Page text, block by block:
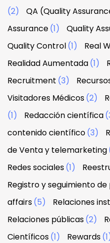
(2)
QA (Quality
Assurance(1) Quality
Quality Control(1) Real
Realidad Aumentada(1)
Recruitment (3)
Visitadores Médicos(2)
(1)
Redacción científica
contenido científico(3)
de Venta y telemarketing
Redes sociales(1)
Registro y seguimiento
affairs(5) Relaciones
Relaciones públicas(2)
Científicos(1) Rewards